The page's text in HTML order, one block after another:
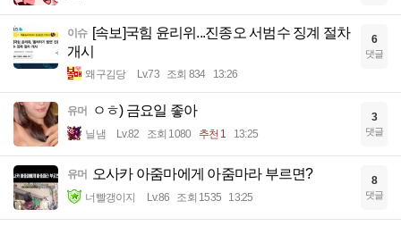
이슈 [속보]국힘 윤리위...진종오 서범수 징계 절차
개시
왜구김당 Lv.73 조회 834 13:26
6
댓글
유머 ㅇㅎ) 금요일 좋아
닐냄 Lv.82 조회 1080 추천 1 13:25
3
댓글
유머 오사카 아줌마에게 아줌마라 부르면?
너빨갱이지 Lv.86 조회 1535 13:25
8
댓글